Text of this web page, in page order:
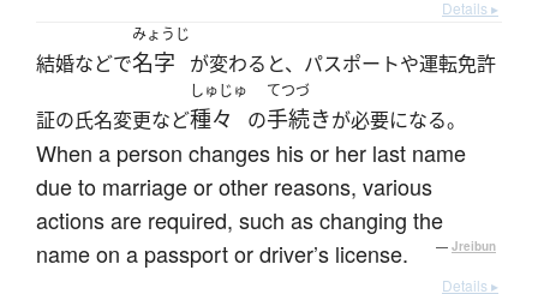
Details ▸
結婚などで
みょうじ
名字 が変わると、パスポートや運転免許
証の氏名変更など
しゅじゅ
種々 の
てつづ
手続きが必要になる。
When a person changes his or her last name
due to marriage or other reasons, various
actions are required, such as changing the
name on a passport or driver’s license.
— Jreibun
Details ▸